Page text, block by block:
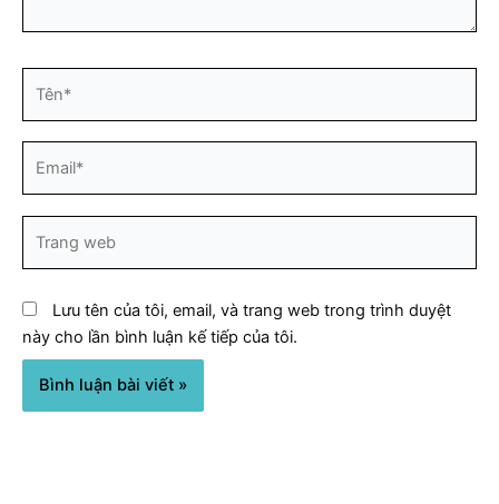
web
Lưu tên của tôi, email, và trang web trong trình duyệt
này cho lần bình luận kế tiếp của tôi.